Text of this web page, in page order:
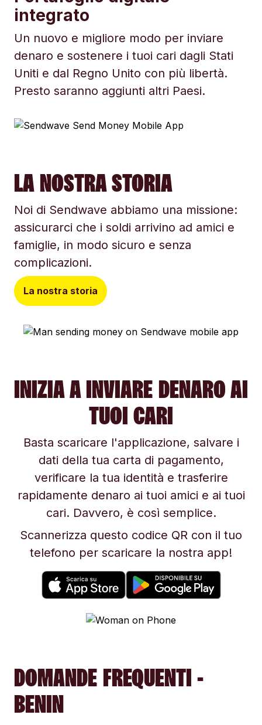
integrato
Un nuovo e migliore modo per inviare
denaro e sostenere i tuoi cari dagli Stati
Uniti e dal Regno Unito con più libertà.
Presto saranno aggiunti altri Paesi.
LA NOSTRA STORIA
Noi di Sendwave abbiamo una missione:
assicurarci che i soldi arrivino ad amici e
famiglie, in modo sicuro e senza
complicazioni.
La nostra storia
INIZIA A INVIARE DENARO AI
TUOI CARI
Basta scaricare l'applicazione, salvare i
dati della tua carta di pagamento,
verificare la tua identità e trasferire
rapidamente denaro ai tuoi amici e ai tuoi
cari. Davvero, è così semplice.
Scannerizza questo codice QR con il tuo
telefono per scaricare la nostra app!
DOMANDE FREQUENTI -
BENIN